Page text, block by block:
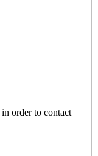
order to contact